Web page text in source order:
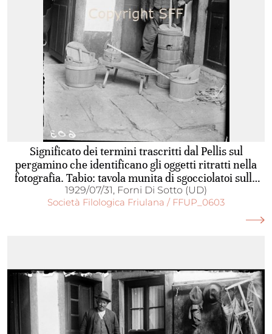
Significato dei termini trascritti dal Pellis sul
pergamino che identificano gli oggetti ritratti nella
fotografia. Tabio: tavola munita di sgocciolatoi sulla
quale, nelle casere carniche, si pone il formaggio
appena immesso nella forma; talz: assicella di faggio
incurvata a cerchio nella quale si pone la pasta del
1929/07/31, Forni Di Sotto (UD)
Società Filologica Friulana / FFUP_0603